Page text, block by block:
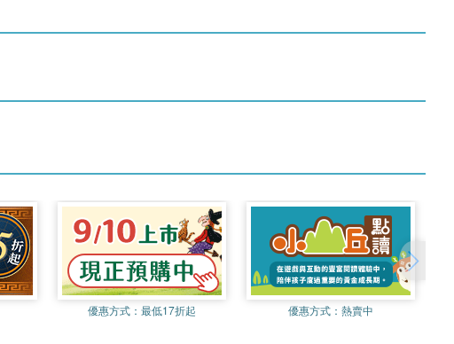
優惠方式： 最低17折起 優惠方式：熱賣中